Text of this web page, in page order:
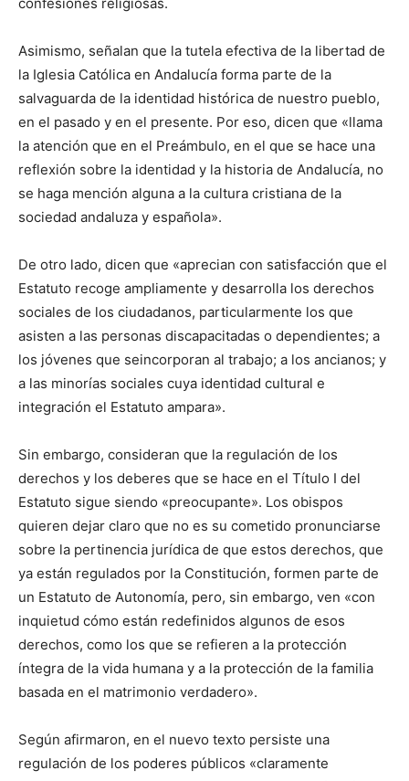
confesiones religiosas.
Asimismo, señalan que la tutela efectiva de la libertad de
la Iglesia Católica en Andalucía forma parte de la
salvaguarda de la identidad histórica de nuestro pueblo,
en el pasado y en el presente. Por eso, dicen que «llama
la atención que en el Preámbulo, en el que se hace una
reflexión sobre la identidad y la historia de Andalucía, no
se haga mención alguna a la cultura cristiana de la
sociedad andaluza y española».
De otro lado, dicen que «aprecian con satisfacción que el
Estatuto recoge ampliamente y desarrolla los derechos
sociales de los ciudadanos, particularmente los que
asisten a las personas discapacitadas o dependientes; a
los jóvenes que seincorporan al trabajo; a los ancianos; y
a las minorías sociales cuya identidad cultural e
integración el Estatuto ampara».
Sin embargo, consideran que la regulación de los
derechos y los deberes que se hace en el Título I del
Estatuto sigue siendo «preocupante». Los obispos
quieren dejar claro que no es su cometido pronunciarse
sobre la pertinencia jurídica de que estos derechos, que
ya están regulados por la Constitución, formen parte de
un Estatuto de Autonomía, pero, sin embargo, ven «con
inquietud cómo están redefinidos algunos de esos
derechos, como los que se refieren a la protección
íntegra de la vida humana y a la protección de la familia
basada en el matrimonio verdadero».
Según afirmaron, en el nuevo texto persiste una
regulación de los poderes públicos «claramente